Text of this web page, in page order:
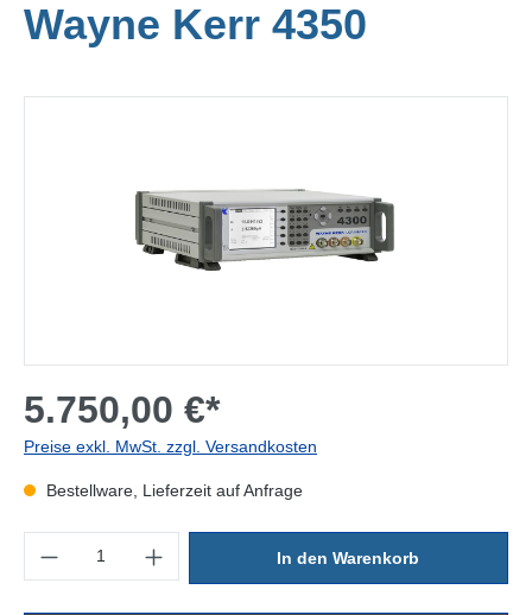
Wayne Kerr 4350
5.750,00 €*
Preise exkl. MwSt. zzgl. Versandkosten
Bestellware, Lieferzeit auf Anfrage
In den Warenkorb